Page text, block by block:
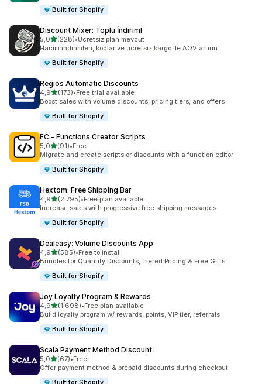
Built for Shopify
Discount Mixer: Toplu İndiriml
5,05 yıldız üzerinden
(228)
toplam 228 değerlendirme
•Ücretsiz plan mevcut
Hacim indirimleri, kodlar ve ücretsiz kargo ile AOV artırın
Built for Shopify
Regios Automatic Discounts
4,95 yıldız üzerinden
(173)
toplam 173 değerlendirme
•Free trial available
Boost sales with volume discounts, pricing tiers, and offers
Built for Shopify
FC ‑ Functions Creator Scripts
5,05 yıldız üzerinden
(91)
toplam 91 değerlendirme
•Free
Migrate and create scripts or discounts with a function editor
Built for Shopify
Hextom: Free Shipping Bar
4,95 yıldız üzerinden
(2.795)
toplam 2795 değerlendirme
•Free plan available
Increase sales with progressive free shipping messages
Built for Shopify
Dealeasy: Volume Discounts App
4,95 yıldız üzerinden
(585)
toplam 585 değerlendirme
•Free to install
Bundles for Quantity Discounts, Tiered Pricing & Free Gifts.
Built for Shopify
Joy Loyalty Program & Rewards
4,95 yıldız üzerinden
(1.698)
toplam 1698 değerlendirme
•Free plan available
Build loyalty program w/ rewards, points, VIP tier, referrals
Built for Shopify
Scala Payment Method Discount
5,05 yıldız üzerinden
(67)
toplam 67 değerlendirme
•Free
Offer payment method & prepaid discounts during checkout